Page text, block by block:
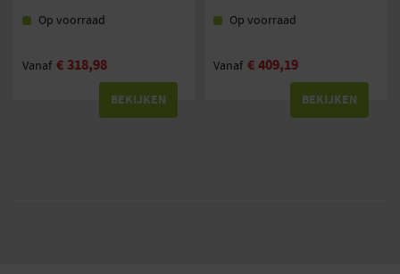
Op voorraad
Vanaf €318,98
BEKIJKEN
Op voorraad
Vanaf €409,19
BEKIJKEN